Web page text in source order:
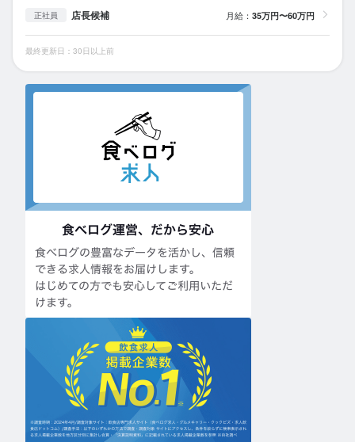
正社員 店長候補 月給： 35万円〜60万円
最終更新日：30日以上前